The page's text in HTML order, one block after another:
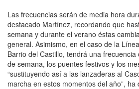
Las frecuencias serán de media hora
destacado Martínez, recordando que
semana y durante el verano éstas
general. Asimismo, en el caso de la
Barrio del Castillo, tendrá una
de semana, los puentes festivos y los
“sustituyendo así a las lanzaderas al
marcha en estos momentos del año”, ha